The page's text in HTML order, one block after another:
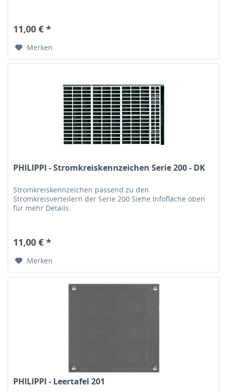
11,00 € *
Merken
PHILIPPI - Stromkreiskennzeichen Serie 200 - DK
Stromkreiskennzeichen passend zu den
Stromkreisverteilern der Serie 200 Siehe Infofläche oben
für mehr Details.
11,00 € *
Merken
PHILIPPI - Leertafel 201